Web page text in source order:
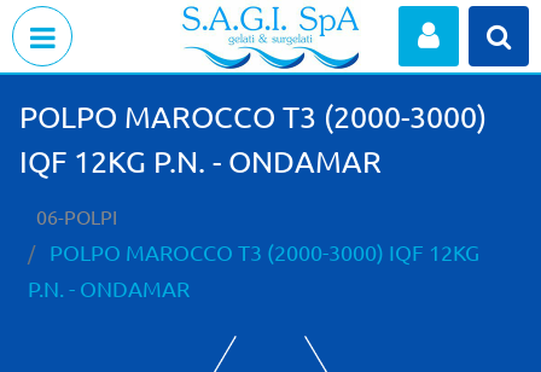
POLPO MAROCCO T3 (2000-3000)
IQF 12KG P.N. - ONDAMAR
06-POLPI
POLPO MAROCCO T3 (2000-3000) IQF 12KG
P.N. - ONDAMAR